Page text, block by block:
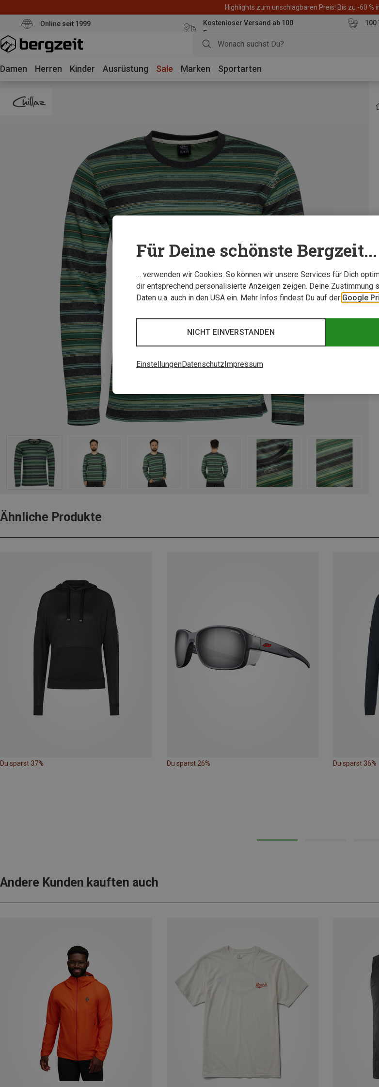
Highlights zum unschlagbaren Preis! Bis zu -60 %
Online seit 1999
Kostenloser Versand ab 100
Euro
100
Damen Herren Kinder Ausrüstung Sale Marken Sportarten
Ähnliche Produkte
Du sparst 37% Du sparst 26% Du sparst 36%
Andere Kunden kauften auch
Für Deine schönste Bergzeit...
… verwenden wir Cookies. So können wir unsere Services für Dich
dir entsprechend personalisierte Anzeigen zeigen. Deine Zustimmung
Daten u.a. auch in den USA ein. Mehr Infos findest Du auf der Google
NICHT EINVERSTANDEN
EinstellungenDatenschutzImpressum